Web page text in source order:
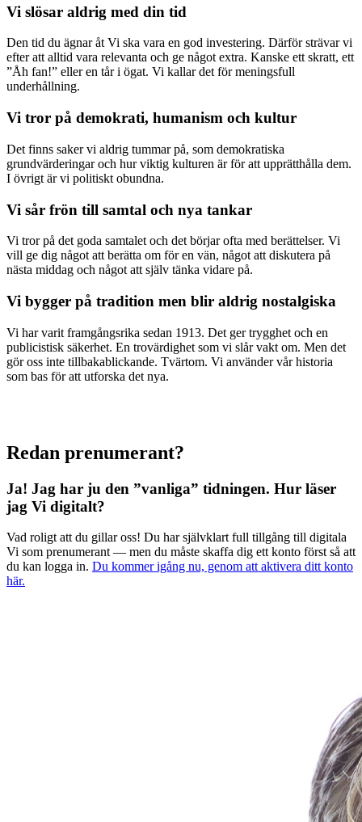
Vi slösar aldrig med din tid
Den tid du ägnar åt Vi ska vara en god investering. Därför strävar vi
efter att alltid vara relevanta och ge något extra. Kanske ett skratt, ett
”Åh fan!” eller en tår i ögat. Vi kallar det för meningsfull
underhållning.
Vi tror på demokrati, humanism och kultur
Det finns saker vi aldrig tummar på, som demokratiska
grundvärderingar och hur viktig kulturen är för att upprätthålla dem.
I övrigt är vi politiskt obundna.
Vi sår frön till samtal och nya tankar
Vi tror på det goda samtalet och det börjar ofta med berättelser. Vi
vill ge dig något att berätta om för en vän, något att diskutera på
nästa middag och något att själv tänka vidare på.
Vi bygger på tradition men blir aldrig nostalgiska
Vi har varit framgångsrika sedan 1913. Det ger trygghet och en
publicistisk säkerhet. En trovärdighet som vi slår vakt om. Men det
gör oss inte tillbakablickande. Tvärtom. Vi använder vår historia
som bas för att utforska det nya.
Redan prenumerant?
Ja! Jag har ju den ”vanliga” tidningen. Hur läser
jag Vi digitalt?
Vad roligt att du gillar oss! Du har självklart full tillgång till digitala
Vi som prenumerant — men du måste skaffa dig ett konto först så att
du kan logga in. Du kommer igång nu, genom att aktivera ditt konto
här.